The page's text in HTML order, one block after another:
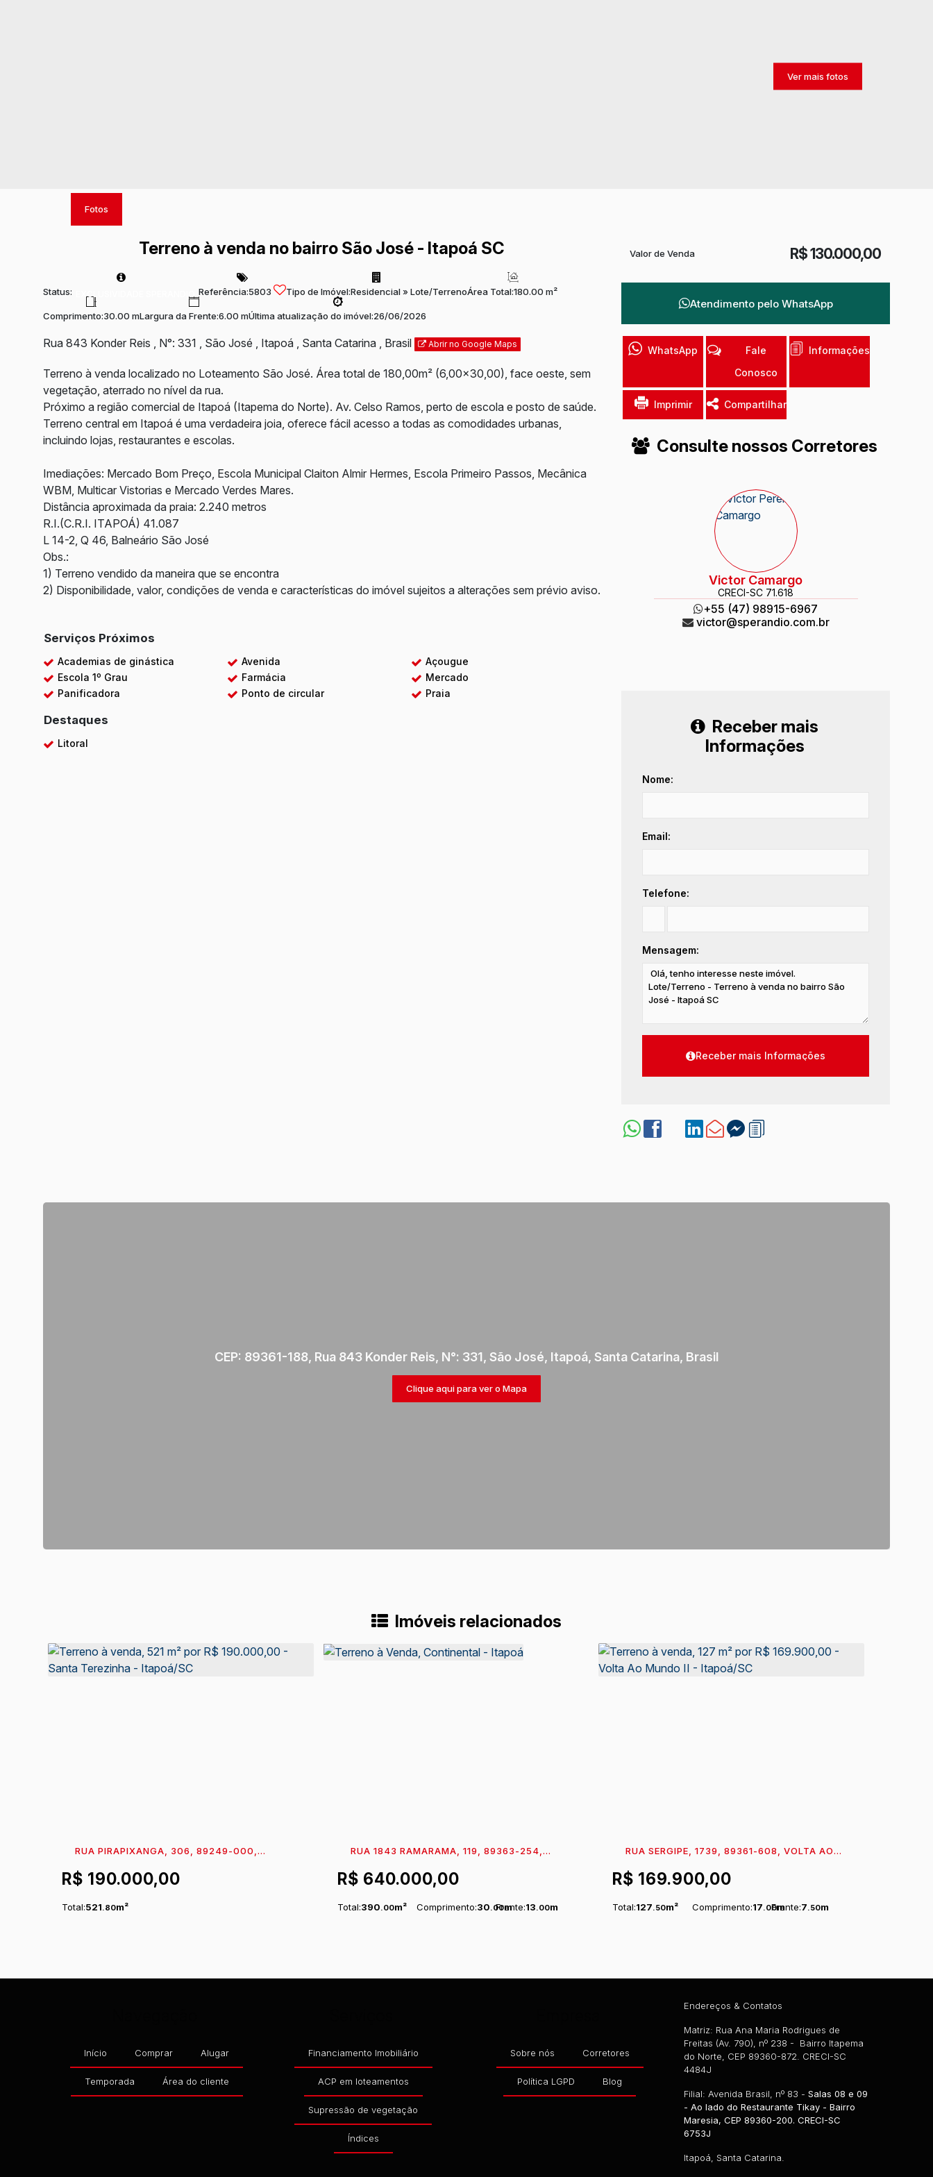
Fotos
Terreno à venda no bairro São José - Itapoá SC
Status: EXCLUSIVIDADE SPERANDIO Referência:5803 Tipo de Imóvel:Residencial» Lote/TerrenoÁrea Total:180.00 m²
Comprimento:30.00 mLargura da Frente:6.00 mÚltima atualização do imóvel:26/06/2026
Rua 843 Konder Reis , N°: 331 , São José , Itapoá , Santa Catarina , Brasil Abrir no Google Maps
Terreno à venda localizado no Loteamento São José. Área total de 180,00m² (6,00x30,00), face oeste, sem
vegetação, aterrado no nível da rua.
Próximo a região comercial de Itapoá (Itapema do Norte). Av. Celso Ramos, perto de escola e posto de saúde.
Terreno central em Itapoá é uma verdadeira joia, oferece fácil acesso a todas as comodidades urbanas,
incluindo lojas, restaurantes e escolas.
Imediações: Mercado Bom Preço, Escola Municipal Claiton Almir Hermes, Escola Primeiro Passos, Mecânica
WBM, Multicar Vistorias e Mercado Verdes Mares.
Distância aproximada da praia: 2.240 metros
R.I.(C.R.I. ITAPOÁ) 41.087
L 14-2, Q 46, Balneário São José
Obs.:
1) Terreno vendido da maneira que se encontra
2) Disponibilidade, valor, condições de venda e características do imóvel sujeitos a alterações sem prévio aviso.
Serviços Próximos
Academias de ginástica Avenida
Açougue
Escola 1º Grau
Farmácia
Mercado
Panificadora
Ponto de circular Praia
Destaques
Litoral
R$130.000,00
Valor de Venda
Atendimento pelo WhatsApp
WhatsApp
Fale
Conosco
Informações
Imprimir Compartilhar
Consulte nossos Corretores
Victor Camargo
CRECI-SC 71.618
+55 (47) 98915-6967
victor@sperandio.com.br
Receber mais
Informações
Nome:
Email:
Telefone:
Mensagem:
CEP: 89361-188, Rua 843 Konder Reis, N°: 331, São José, Itapoá, Santa Catarina, Brasil
Clique aqui para ver o Mapa
Imóveis relacionados
R$ 190.000,00
RUA PIRAPIXANGA, 306, 89249-000,
CATARINA, BRASIL
Total:521.80m²
R$ 640.000,00
RUA 1843 RAMARAMA, 119, 89363-254,
BRASIL
Total:390.00m² Comprimento:30.00m
Frente:13.00m
R$ 169.900,00
RUA SERGIPE, 1739, 89361-608, VOLTA AO
Total:127.50m² Comprimento:17.00m
Frente:7.50m
Início Comprar Alugar
Temporada Área do cliente
Financiamento Imobiliário
ACP em loteamentos
Supressão de vegetação
Índices
Sobre nós Corretores
Política LGPD Blog
Endereços & Contatos
Matriz: Rua Ana Maria Rodrigues de
Freitas (Av. 790), nº 238 - Bairro Itapema
do Norte, CEP 89360-872. CRECI-SC
4484J
Filial: Avenida Brasil, nº 83 - Salas 08 e 09
- Ao lado do Restaurante Tikay - Bairro
Maresia, CEP 89360-200. CRECI-SC
6753J
Itapoá, Santa Catarina.